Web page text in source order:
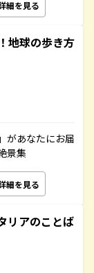
細を見る
地球の歩き方
があなたにお届
景集
細を見る
リアのことば